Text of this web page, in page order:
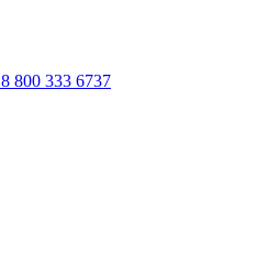
8 800 333 6737